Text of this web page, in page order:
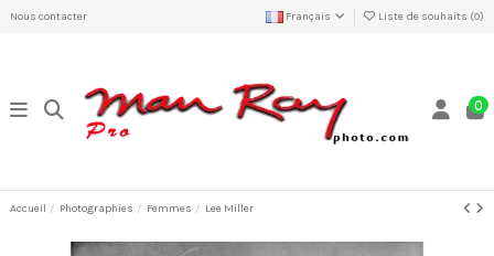
Nous contacter Français Liste de souhaits (0)
0
Accueil Photographies Femmes Lee Miller